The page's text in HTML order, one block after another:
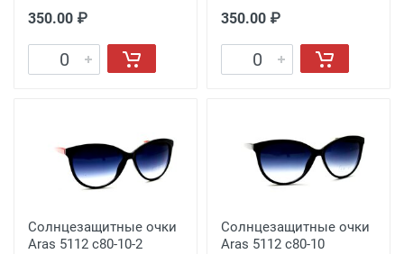
350.00 ₽ 350.00 ₽
Солнцезащитные очки
Aras 5112 с80-10-2
Солнцезащитные очки
Aras 5112 с80-10